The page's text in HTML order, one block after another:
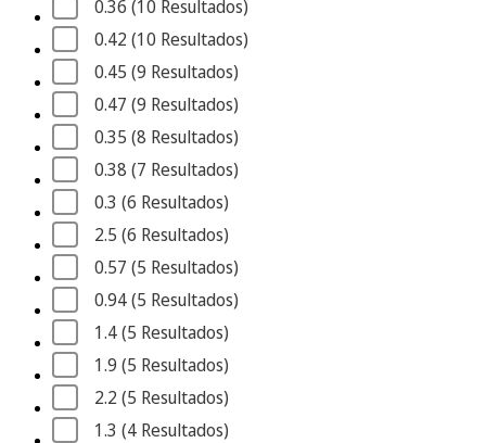
0.36 (10 Resultados)
0.42 (10 Resultados)
0.45 (9 Resultados)
0.47 (9 Resultados)
0.35 (8 Resultados)
0.38 (7 Resultados)
0.3 (6 Resultados)
2.5 (6 Resultados)
0.57 (5 Resultados)
0.94 (5 Resultados)
1.4 (5 Resultados)
1.9 (5 Resultados)
2.2 (5 Resultados)
1.3 (4 Resultados)